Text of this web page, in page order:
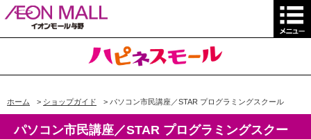
ホーム > ショップガイド > パソコン市民講座／STAR プログラミングスクール
パソコン市民講座／STAR プログラミングスクー